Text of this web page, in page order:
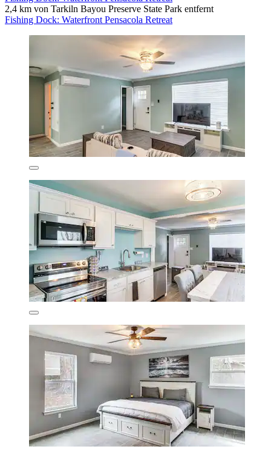
2,4 km von Tarkiln Bayou Preserve State Park entfernt
Fishing Dock: Waterfront Pensacola Retreat